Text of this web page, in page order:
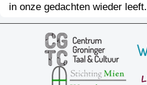
in onze gedachten wieder leeft.